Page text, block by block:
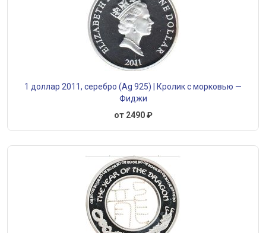
1 доллар 2011, серебро (Ag 925) | Кролик с морковью —
Фиджи
от 2490 ₽